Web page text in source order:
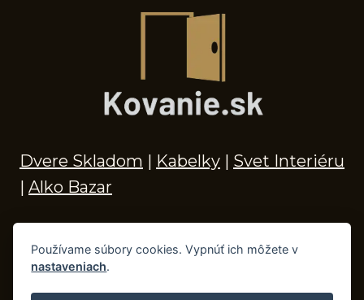
Dvere Skladom | Kabelky | Svet Interiéru
| Alko Bazar
© 2026 Kľučky na dvere, madlá, kovania,
Používame súbory cookies. Vypnúť ich môžete v
nastaveniach.